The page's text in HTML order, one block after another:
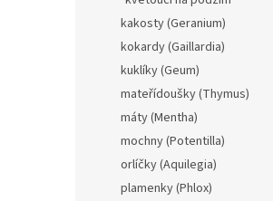
kakosty (Geranium)
kokardy (Gaillardia)
kuklíky (Geum)
mateřídoušky (Thymus)
máty (Mentha)
mochny (Potentilla)
orlíčky (Aquilegia)
plamenky (Phlox)